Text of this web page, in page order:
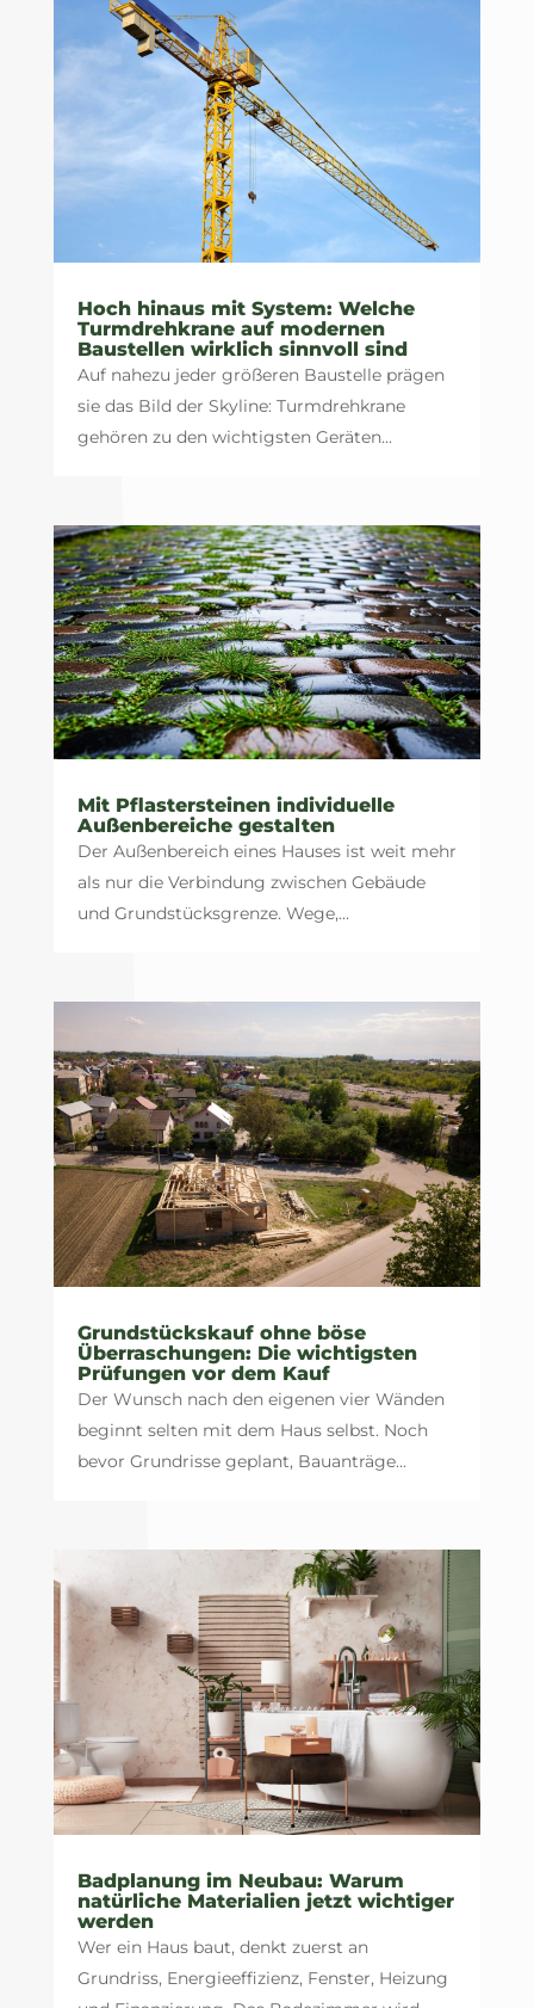
Hoch hinaus mit System: Welche
Turmdrehkrane auf modernen
Baustellen wirklich sinnvoll sind
Auf nahezu jeder größeren Baustelle prägen
sie das Bild der Skyline: Turmdrehkrane
gehören zu den wichtigsten Geräten...
Mit Pflastersteinen individuelle
Außenbereiche gestalten
Der Außenbereich eines Hauses ist weit mehr
als nur die Verbindung zwischen Gebäude
und Grundstücksgrenze. Wege,...
Grundstückskauf ohne böse
Überraschungen: Die wichtigsten
Prüfungen vor dem Kauf
Der Wunsch nach den eigenen vier Wänden
beginnt selten mit dem Haus selbst. Noch
bevor Grundrisse geplant, Bauanträge...
Badplanung im Neubau: Warum
natürliche Materialien jetzt wichtiger
werden
Wer ein Haus baut, denkt zuerst an
Grundriss, Energieeffizienz, Fenster, Heizung